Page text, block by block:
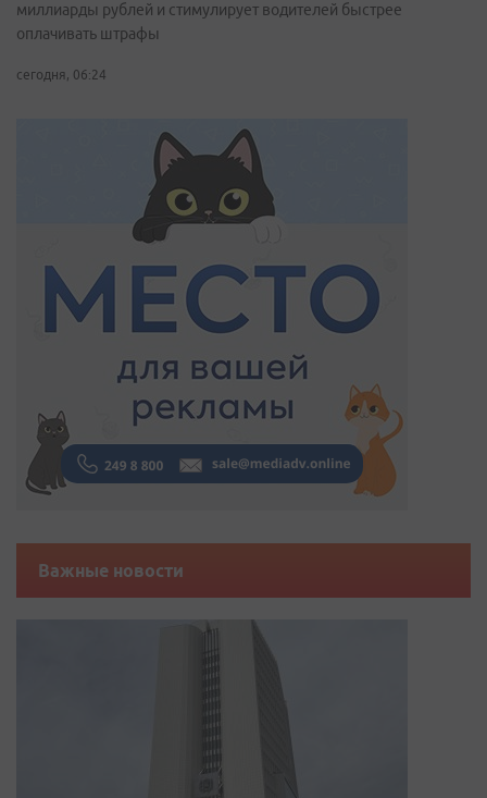
миллиарды рублей и стимулирует водителей быстрее
оплачивать штрафы
сегодня, 06:24
Важные новости